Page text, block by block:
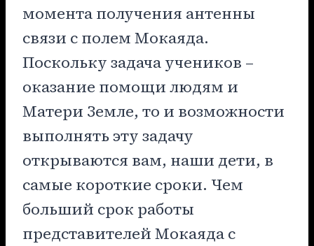
момента получения антенны
связи с полем Мокаяда.
Поскольку задача учеников –
оказание помощи людям и
Матери Земле, то и возможности
выполнять эту задачу
открываются вам, наши дети, в
самые короткие сроки. Чем
больший срок работы
представителей Мокаяда с